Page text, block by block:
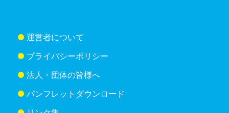
運営者について
プライバシーポリシー
法人・団体の皆様へ
パンフレットダウンロード